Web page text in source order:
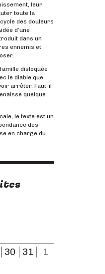
leur
toute la
des douleurs
d’une
dans un
ennemis et
disloquée
le diable que
arrêter. Faut-il
quelque
le texte est un
des
en charge du
30 31 1